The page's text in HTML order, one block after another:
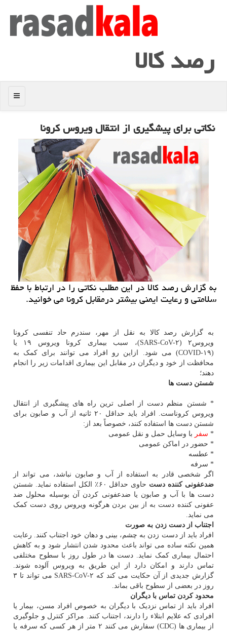
رصد كالا
منو
نكاتی برای پیشگیری از انتقال ویروس كرونا
به گزارش رصد كالا در این مطلب نكاتی را در ارتباط با حفظ
سلامتی و رعایت ایمنی بیشتر درمقابل كرونا می خوانید.
به گزارش رصد کالا به نقل از مهر، سندرم حاد تنفسی کرونا
ویروس۲ (SARS-CoV-۲)، سبب بیماری کرونا ویروس ۱۹ یا
(COVID-۱۹) می شود. ازاین رو افراد می توانند برای کمک به
محافظت از خود و دیگران در مقابل این بیماری اقدامات زیر را انجام
دهند؛
شستن دست ها
* شستن منظم دست از اصلی ترین راه های پیشگیری از انتقال
ویروس کروناست. افراد باید حداقل ۲۰ ثانیه از آب و صابون برای
شستن دست ها استفاده کنند، خصوصاً بعد از:
* سفر با وسایل حمل و نقل عمومی
* حضور در اماکن عمومی
* عطسه
* سرفه
اگر شخصی قادر به استفاده از آب و صابون نباشد، می تواند از
ضدعفونی کننده دست
حاوی حداقل ۶۰٪ الکل استفاده نماید. شستن
دست ها با آب و صابون یا ضدعفونی کردن آن بوسیله محلول ضد
عفونی کننده دست به از بین بردن هرگونه ویروس روی دست کمک
می نماید.
اجتناب از دست زدن به صورت
افراد باید از دست زدن به چشم، بینی و دهان خود اجتناب کنند. رعایت
همین نکته ساده می تواند باعث محدود شدن انتشار شود و به کاهش
احتمال بیماری کمک نماید. دست ها در طول روز با سطوح مختلفی
تماس دارند و امکان دارد از این طریق به ویروس آلوده شوند.
گزارش جدیدی از آن حکایت می کند که SARS-CoV-۲ می تواند تا ۳
روز در بعضی از سطوح باقی بماند.
محدود کردن تماس با دیگران
افراد باید از تماس نزدیک با دیگران به خصوص افراد مسن، بیمار یا
افرادی که علایم ابتلاء را دارند، اجتناب کنند. مراکز کنترل و جلوگیری
از بیماری ها (CDC) سفارش می کنند ۲ متر از هر کسی که سرفه یا